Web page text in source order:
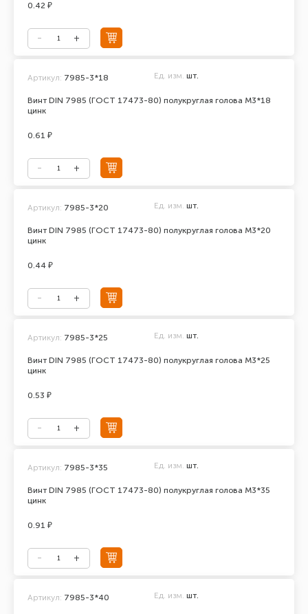
0.42 ₽
Винт DIN 7985 (ГОСТ 17473-80) полукруглая голова М3*18
цинк
Артикул: 7985-3*18 Ед. изм. шт.
0.61 ₽
Винт DIN 7985 (ГОСТ 17473-80) полукруглая голова М3*20
цинк
Артикул: 7985-3*20 Ед. изм. шт.
0.44 ₽
Винт DIN 7985 (ГОСТ 17473-80) полукруглая голова М3*25
цинк
Артикул: 7985-3*25 Ед. изм. шт.
0.53 ₽
Винт DIN 7985 (ГОСТ 17473-80) полукруглая голова М3*35
цинк
Артикул: 7985-3*35 Ед. изм. шт.
0.91 ₽
Артикул: 7985-3*40 Ед. изм. шт.